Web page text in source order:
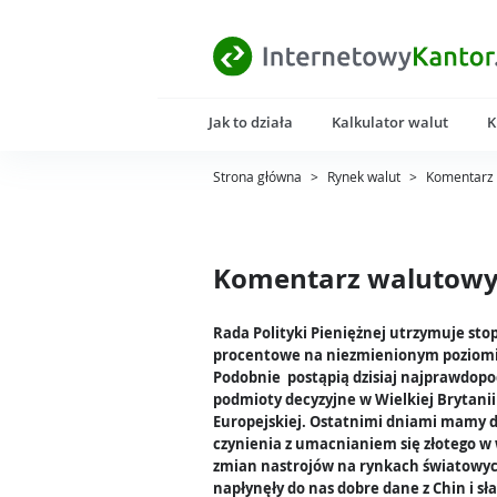
Jak to działa Kalkulator walut
Strona główna > Rynek walut >
Komentarz
Rada Polityki Pieniężnej utrzymuje
procentowe na niezmienionym
Podobnie postąpią dzisiaj
podmioty decyzyjne w Wielkiej
Europejskiej. Ostatnimi dniami mamy
czynienia z umacnianiem się złotego
zmian nastrojów na rynkach
napłynęły do nas dobre dane z Chin i